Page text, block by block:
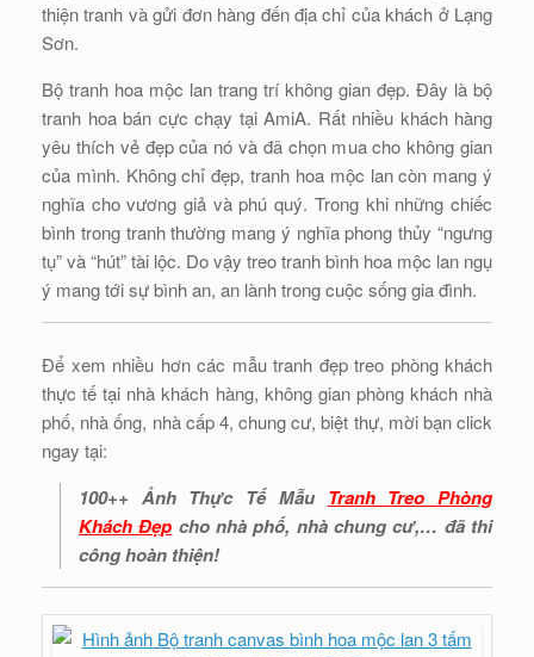
thiện tranh và gửi đơn hàng đến địa chỉ của khách ở Lạng
Sơn.
Bộ tranh hoa mộc lan trang trí không gian đẹp. Đây là bộ
tranh hoa bán cực chạy tại AmiA. Rất nhiều khách hàng
yêu thích vẻ đẹp của nó và đã chọn mua cho không gian
của mình. Không chỉ đẹp, tranh hoa mộc lan còn mang ý
nghĩa cho vương giả và phú quý. Trong khi những chiếc
bình trong tranh thường mang ý nghĩa phong thủy “ngưng
tụ” và “hút” tài lộc. Do vậy treo tranh bình hoa mộc lan ngụ
ý mang tới sự bình an, an lành trong cuộc sống gia đình.
Để xem nhiều hơn các mẫu tranh đẹp treo phòng khách
thực tế tại nhà khách hàng, không gian phòng khách nhà
phố, nhà ống, nhà cấp 4, chung cư, biệt thự, mời bạn click
ngay tại:
100++ Ảnh Thực Tế Mẫu Tranh Treo Phòng
Khách Đẹp cho nhà phố, nhà chung cư,… đã thi
công hoàn thiện!